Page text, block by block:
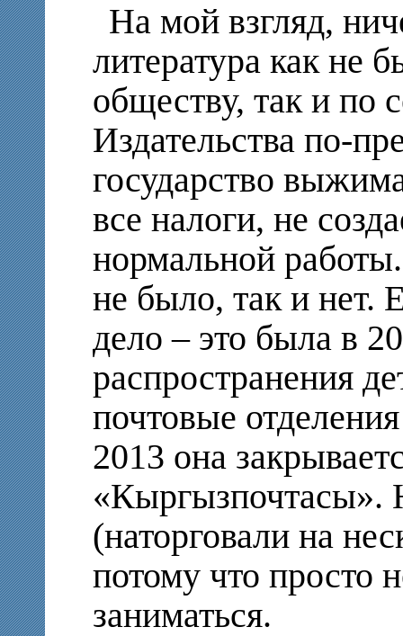
На мой взгляд,
литература как не
обществу, так и по
Издательства по-
государство
все налоги, не
нормальной
не было, так и нет.
дело – это была в
распространения
почтовые
2013 она
«Кыргызпочтасы».
(наторговали на
потому что просто
заниматься.